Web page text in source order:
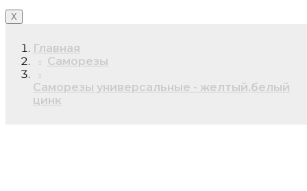
X
Главная
Саморезы
Саморезы универсальные - желтый,белый
цинк